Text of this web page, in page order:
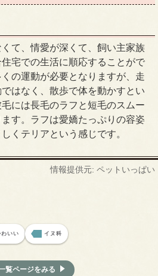
て、情愛が深くて、飼い主家族
宅での生活に順応することがで
の運動が必要となりますが、走
はなく、散歩で体を動かすとい
には長毛のラフと短毛のスムー
す。ラフは愛嬌たっぷりの容姿
くテリアという感じです。
情報提供元: ペットいっぱい
わいい イヌ科
覧ページをみる